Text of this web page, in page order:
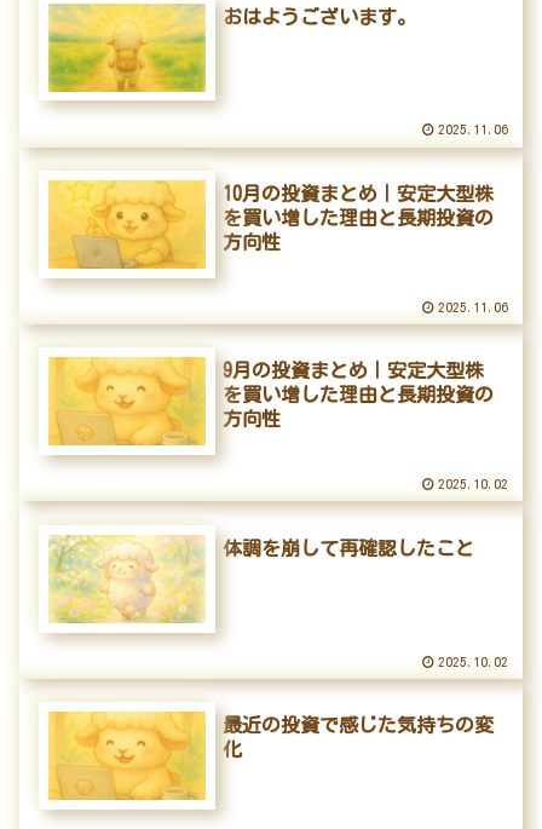
おはようございます。
2025.11.06
10月の投資まとめ｜安定大型株
を買い増した理由と長期投資の
方向性
2025.11.06
9月の投資まとめ｜安定大型株
を買い増した理由と長期投資の
方向性
2025.10.02
体調を崩して再確認したこと
2025.10.02
最近の投資で感じた気持ちの変
化